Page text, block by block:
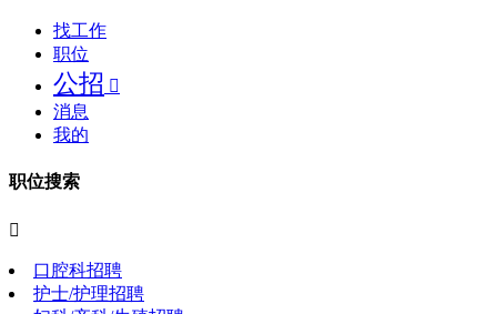
找工作
职位
公招 
消息
我的
职位搜索

口腔科招聘
护士/护理招聘